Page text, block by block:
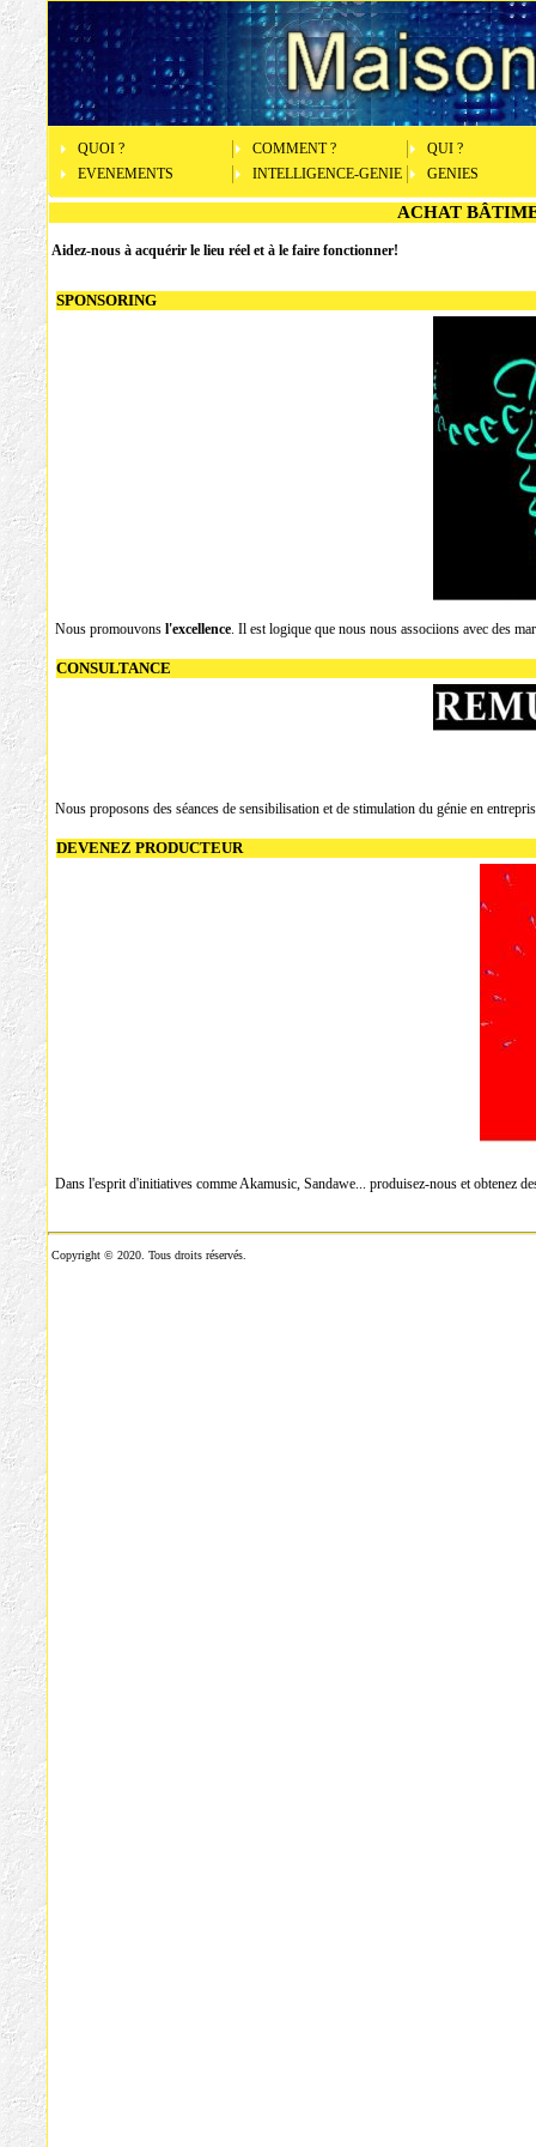
QUOI ? COMMENT ?
QUI ?
EVENEMENTS
INTELLIGENCE-GENIE GENIES
ACHAT
Aidez-nous à acquérir le lieu réel et à le faire fonctionner!
SPONSORING
Nous promouvons l'excellence. Il est logique que nous nous associions avec des
CONSULTANCE
Nous proposons des séances de sensibilisation et de stimulation du génie en
DEVENEZ PRODUCTEUR
Dans l'esprit d'initiatives comme Akamusic, Sandawe... produisez-nous et obtenez
Copyright © 2020. Tous droits réservés.